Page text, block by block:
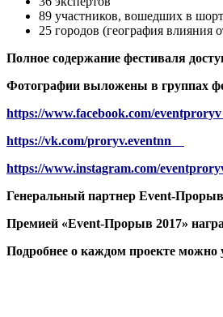
89 участников, вошедших в
25 городов (география влияния
Полное содержание фестиваля
Фотографии выложены в группах
https://www.facebook.com/eventproryv
https://vk.com/proryv.eventnn
https://www.instagram.com/
Генеральный партнер Event-
Премией «Event-Прорыв 2017»
Подробнее о каждом проекте можно